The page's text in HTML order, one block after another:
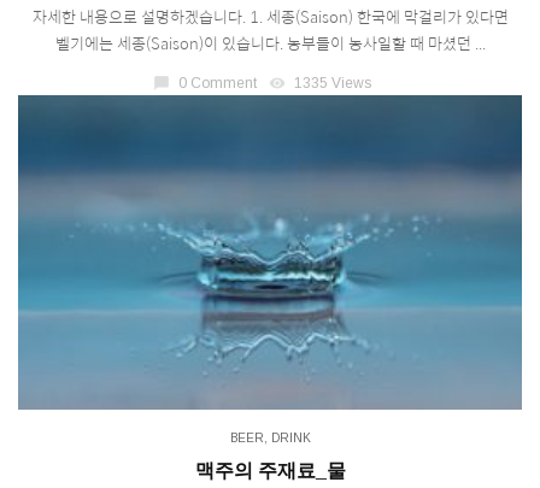
자세한 내용으로 설명하겠습니다. 1. 세종(Saison) 한국에 막걸리가 있다면
벨기에는 세종(Saison)이 있습니다. 농부들이 농사일할 때 마셨던 ...
0 Comment visibility 1335 Views
BEER DRINK
맥주의 주재료_물